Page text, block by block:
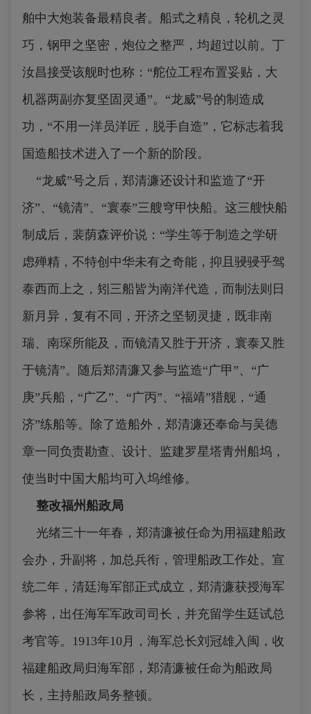
舶中大炮装备最精良者。船式之精良，轮机之灵
巧，钢甲之坚密，炮位之整严，均超过以前。丁
汝昌接受该舰时也称：“舵位工程布置妥贴，大
机器两副亦复坚固灵通”。“龙威”号的制造成
功，“不用一洋员洋匠，脱手自造”，它标志着我
国造船技术进入了一个新的阶段。
“龙威”号之后，郑清濂还设计和监造了“开
济”、“镜清”、“寰泰”三艘穹甲快船。这三艘快船
制成后，裴荫森评价说：“学生等于制造之学研
虑殚精，不特创中华未有之奇能，抑且骎骎乎驾
泰西而上之，矧三船皆为南洋代造，而制法则日
新月异，复有不同，开济之坚韧灵捷，既非南
瑞、南琛所能及，而镜清又胜于开济，寰泰又胜
于镜清”。随后郑清濂又参与监造“广甲”、“广
庚”兵船，“广乙”、“广丙”、“福靖”猎舰，“通
济”练船等。除了造船外，郑清濂还奉命与吴德
章一同负责勘查、设计、监建罗星塔青州船坞，
使当时中国大船均可入坞维修。
整改福州船政局
光绪三十一年春，郑清濂被任命为用福建船政
会办，升副将，加总兵衔，管理船政工作处。宣
统二年，清廷海军部正式成立，郑清濂获授海军
参将，出任海军军政司司长，并充留学生廷试总
考官等。1913年10月，海军总长刘冠雄入闽，收
福建船政局归海军部，郑清濂被任命为船政局
长，主持船政局务整顿。